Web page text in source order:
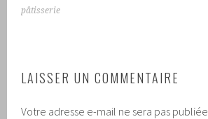
pâtisserie
LAISSER UN COMMENTAIRE
Votre adresse e-mail ne sera pas publiée.